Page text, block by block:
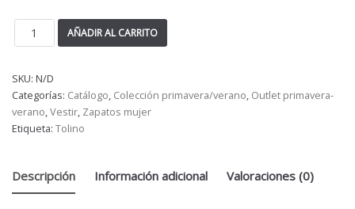
AÑADIR AL CARRITO
SKU: N/D
Categorías: Catálogo, Colección primavera/verano, Outlet primavera-
verano,Vestir, Zapatos mujer
Etiqueta: Tolino
Descripción Información adicional Valoraciones (0)